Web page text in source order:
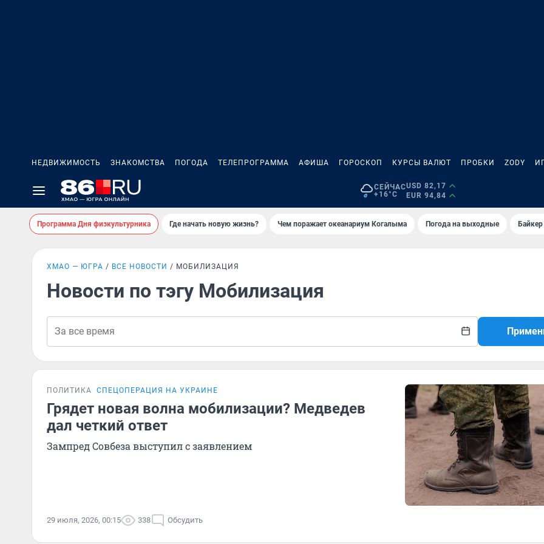
НЕДВИЖИМОСТЬ ЗНАКОМСТВА ПОГОДА ТЕЛЕПРОГРАММА АФИША ГОРОСКОП КУРСЫ ВАЛЮТ ПРОБКИ ZODY
СЕЙЧАС
+16°C
USD 82,17
EUR 94,84
Программа Дня физкультурника Где начать новую жизнь? Чем поражает океанариум Когалыма Погода на выходные
ХМАО — ЮГРА ВСЕ НОВОСТИ МОБИЛИЗАЦИЯ
Новости по тэгу Мобилизация
ПОЛИТИКА СПЕЦОПЕРАЦИЯ НА УКРАИНЕ
Грядет новая волна мобилизации? Медведев
дал четкий ответ
Зампред Совбеза выступил с заявлением
29 июля, 2026, 00:15 338 Обсудить